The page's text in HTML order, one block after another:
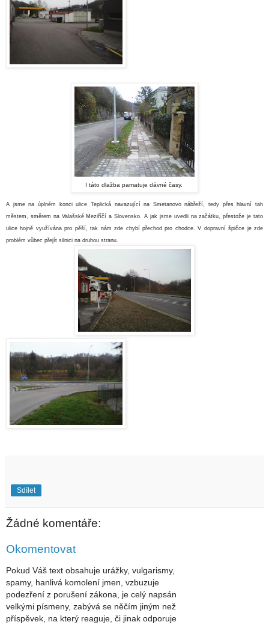
I táto dlažba pamatuje dávné časy.
A jsme na úplném konci ulice Teplická navazující na Smetanovo nábřeží, tedy přes hlavní tah
městem, směrem na Valašské Meziříčí a Slovensko. A jak jsme uvedli na začátku, přestože je tato
ulice hojně využívána pro pěší, tak nám zde chybí přechod pro chodce. V dopravní špičce je zde
problém vůbec přejít silnici na druhou stranu.
Sdílet
Žádné komentáře:
Okomentovat
Pokud Váš text obsahuje urážky, vulgarismy,
spamy, hanlivá komolení jmen, vzbuzuje
podezření z porušení zákona, je celý napsán
velkými písmeny, zabývá se něčím jiným než
příspěvek, na který reaguje, či jinak odporuje